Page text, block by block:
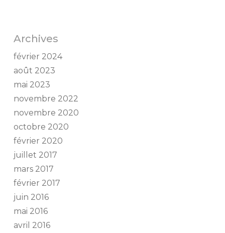
Archives
février 2024
août 2023
mai 2023
novembre 2022
novembre 2020
octobre 2020
février 2020
juillet 2017
mars 2017
février 2017
juin 2016
mai 2016
avril 2016